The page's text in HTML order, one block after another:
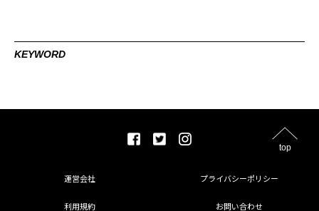
KEYWORD
top
運営会社 プライバシーポリシー
利用規約 お問い合わせ